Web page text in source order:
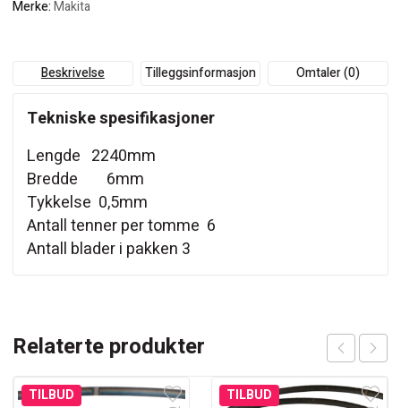
Merke:Makita
Beskrivelse Tilleggsinformasjon Omtaler (0)
Tekniske spesifikasjoner
Lengde 2240mm
Bredde 6mm
Tykkelse 0,5mm
Antall tenner per tomme 6
Antall blader i pakken 3
Relaterte produkter
TILBUD TILBUD